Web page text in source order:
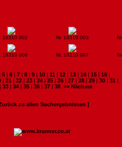
18310 002 Nr. 18310 003
18310 006 Nr. 18310 007
5 | 6 | 7 | 8 | 9 | 10 | 11 | 12 | 13 | 14 | 15 | 16 |
| 21 | 22 | 23 | 24 | 25 | 26 | 27 | 28 | 29 | 30 | 31 |
33| 34| 35| 36| 37| 38 >> Nächste
zu allen Suchergebnissen ]